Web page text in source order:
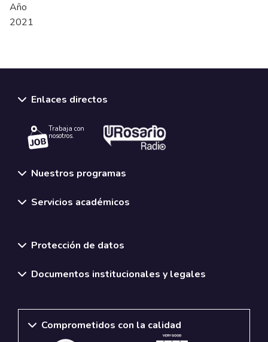
Año
2021
Enlaces directos
Trabaja con
nosotros.
Nuestros programas
Servicios académicos
Protección de datos
Documentos institucionales y legales
Comprometidos con la calidad